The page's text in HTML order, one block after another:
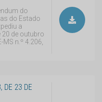
do
do Estado
a
20 de outubro
MS n.º 4.206,
DE 23 DE